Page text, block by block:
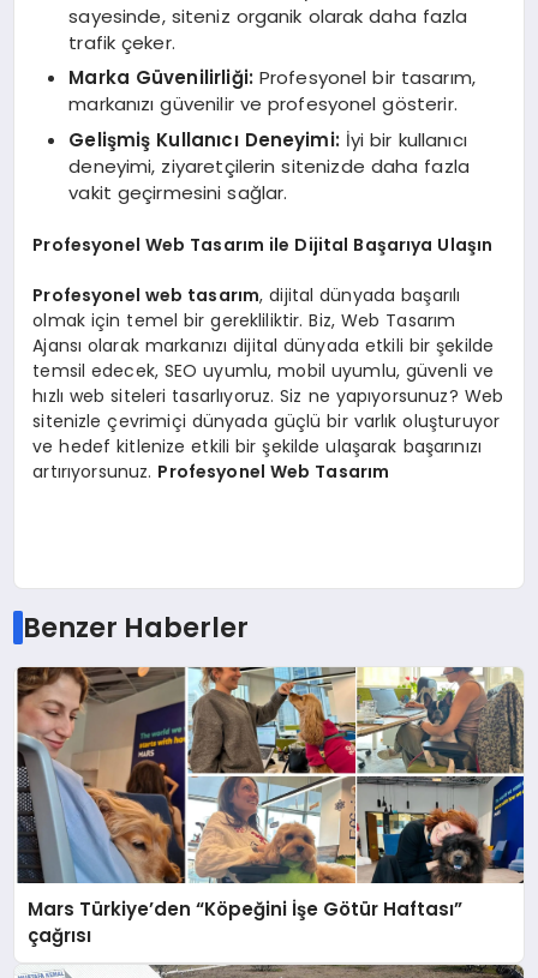
sayesinde, siteniz organik olarak daha fazla
trafik çeker.
Marka Güvenilirliği: Profesyonel bir tasarım,
markanızı güvenilir ve profesyonel gösterir.
Gelişmiş Kullanıcı Deneyimi: İyi bir kullanıcı
deneyimi, ziyaretçilerin sitenizde daha fazla
vakit geçirmesini sağlar.
Profesyonel Web Tasarım ile Dijital Başarıya Ulaşın
Profesyonel web tasarım, dijital dünyada başarılı
olmak için temel bir gerekliliktir. Biz, Web Tasarım
Ajansı olarak markanızı dijital dünyada etkili bir şekilde
temsil edecek, SEO uyumlu, mobil uyumlu, güvenli ve
hızlı web siteleri tasarlıyoruz. Siz ne yapıyorsunuz? Web
sitenizle çevrimiçi dünyada güçlü bir varlık oluşturuyor
ve hedef kitlenize etkili bir şekilde ulaşarak başarınızı
artırıyorsunuz. Profesyonel Web Tasarım
Benzer Haberler
Mars Türkiye’den “Köpeğini İşe Götür Haftası”
çağrısı